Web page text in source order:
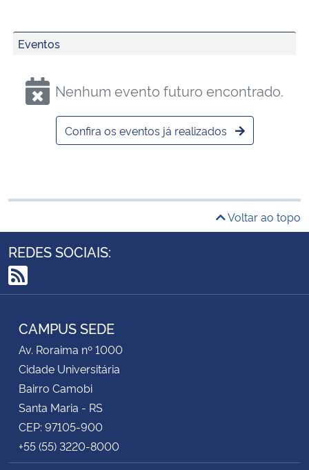
Eventos
Confira os eventos já realizados
Voltar ao topo
REDES SOCIAIS:
RSS
Av. Roraima nº 1000
Cidade Universitária
Bairro Camobi
Santa Maria - RS
CEP: 97105-900
+55 (55) 3220-8000